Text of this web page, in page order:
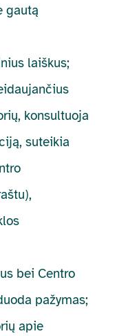
gautą
laiškus;
konsultuoja
suteikia
bei Centro
pažymas;
apie